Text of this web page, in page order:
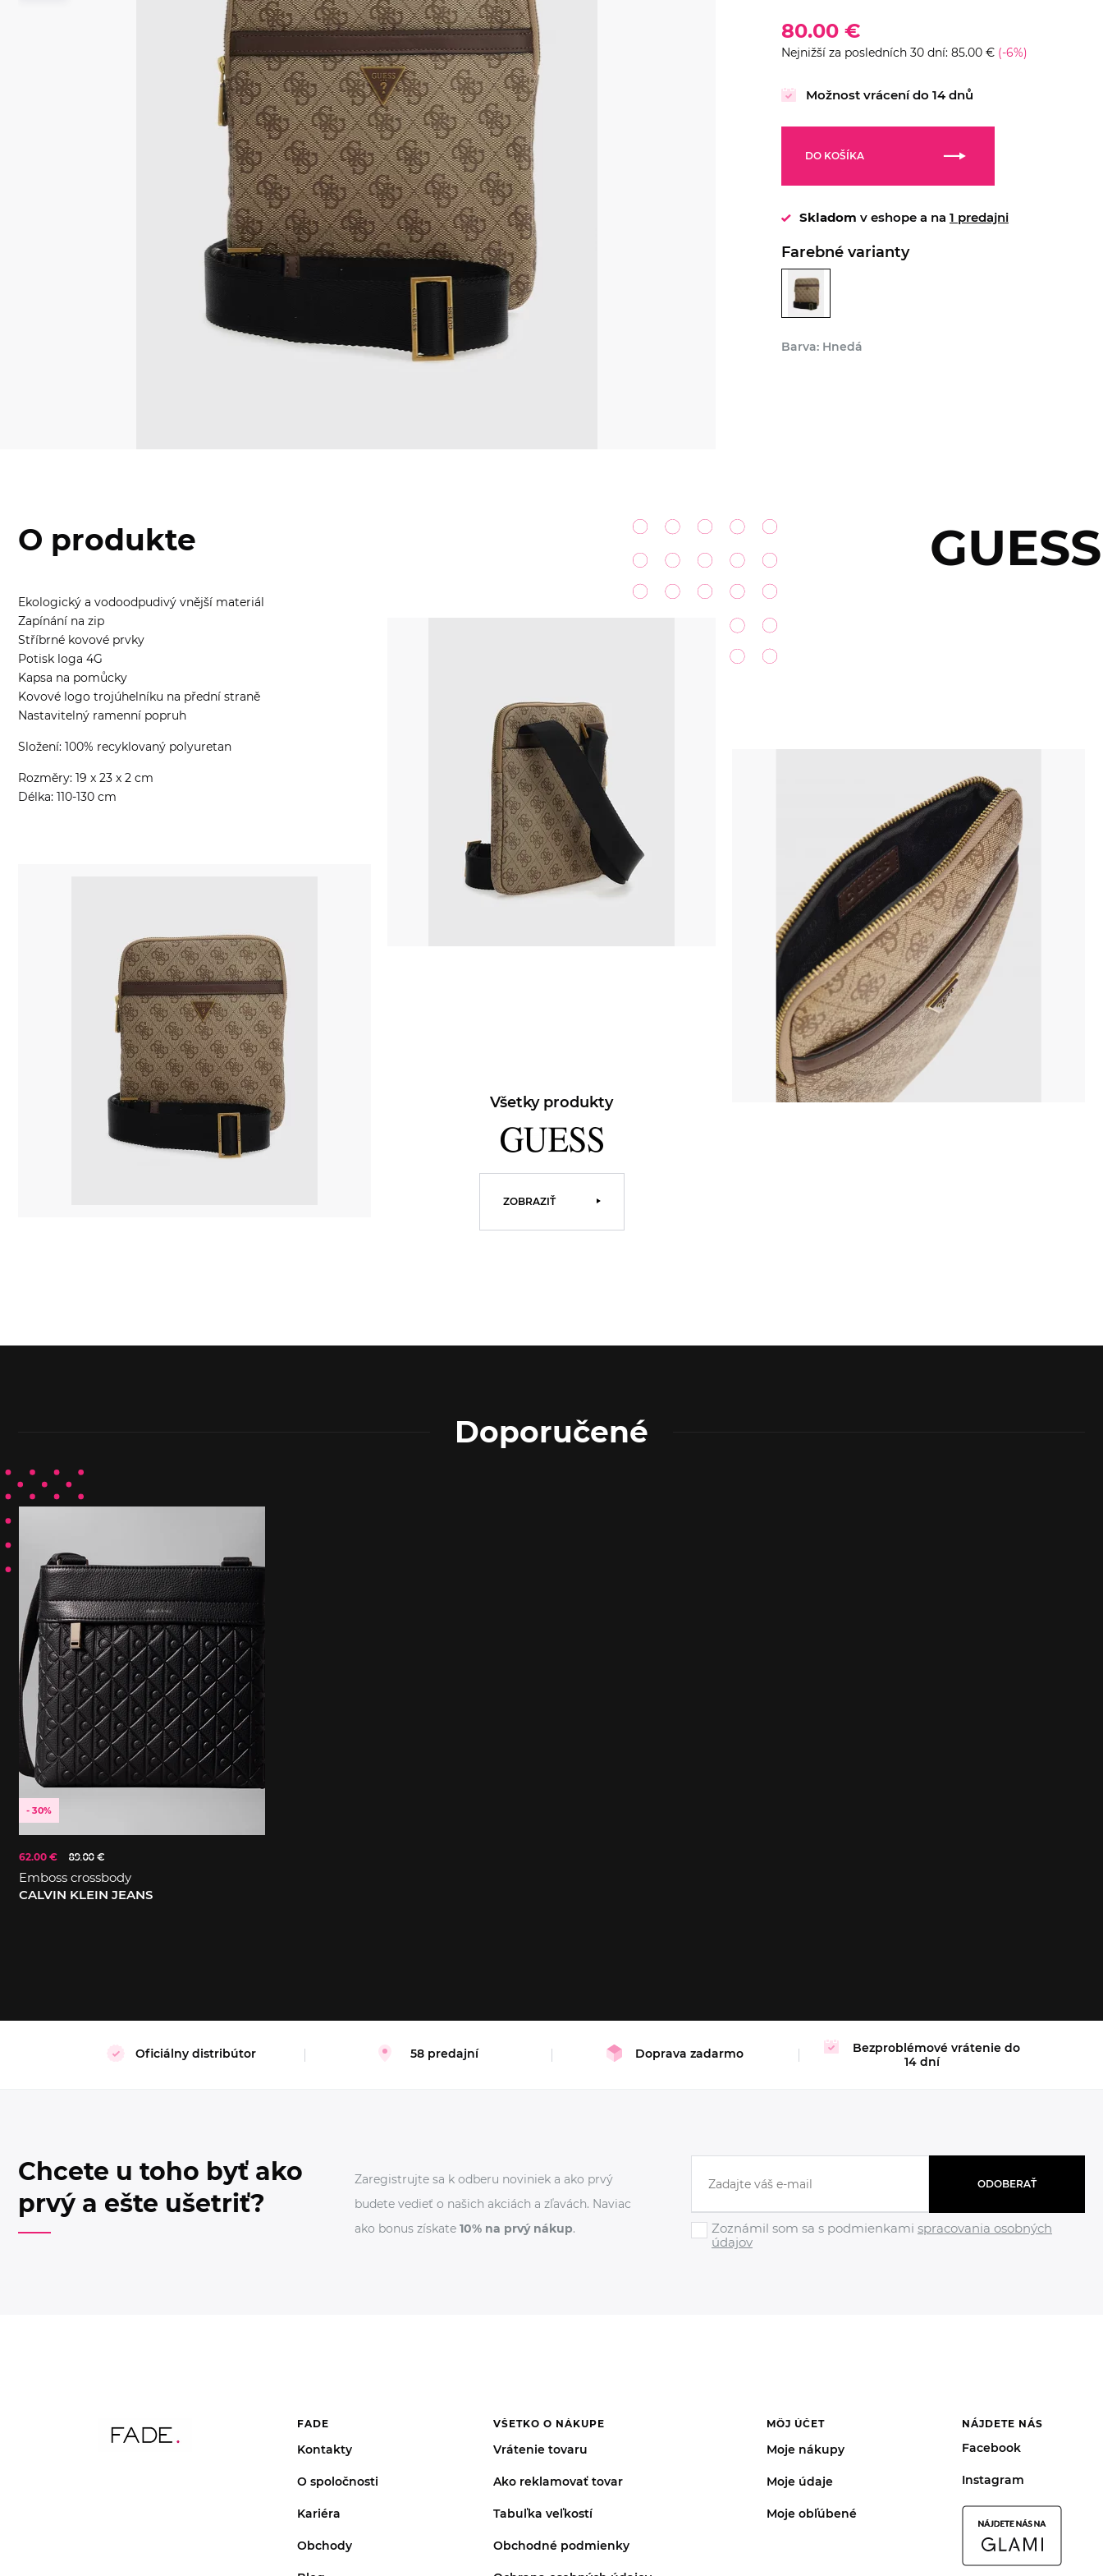
80.00 €
Nejnižší za posledních 30 dní: 85.00 € (-6%)
Možnost vrácení do 14 dnů
DO KOŠÍKA
Skladom v eshope a na 1 predajni
Farebné varianty
Barva: Hnedá
O produkte
Ekologický a vodoodpudivý vnější materiál
Zapínání na zip
Stříbrné kovové prvky
Potisk loga 4G
Kapsa na pomůcky
Kovové logo trojúhelníku na přední straně
Nastavitelný ramenní popruh
Složení: 100% recyklovaný polyuretan
Rozměry: 19 x 23 x 2 cm
Délka: 110-130 cm
GUESS
Všetky produkty
ZOBRAZIŤ
Doporučené
- 30%
62.00 € 89.00 €
Emboss crossbody
CALVIN KLEIN JEANS
Oficiálny distribútor 58 predajní Doprava zadarmo
Bezproblémové vrátenie do
14 dní
Chcete u toho byť ako
prvý a ešte ušetriť?
Zaregistrujte sa k odberu noviniek a ako prvý
budete vedieť o našich akciách a zľavách. Naviac
ako bonus získate 10% na prvý nákup.
ODOBERAŤ
Zoznámil som sa s podmienkami spracovania osobných
údajov
FADE
Kontakty
O spoločnosti
Kariéra
Obchody
VŠETKO O NÁKUPE
Vrátenie tovaru
Ako reklamovať tovar
Tabuľka veľkostí
Obchodné podmienky
MÔJ ÚČET
Moje nákupy
Moje údaje
Moje obľúbené
NÁJDETE NÁS
Facebook
Instagram